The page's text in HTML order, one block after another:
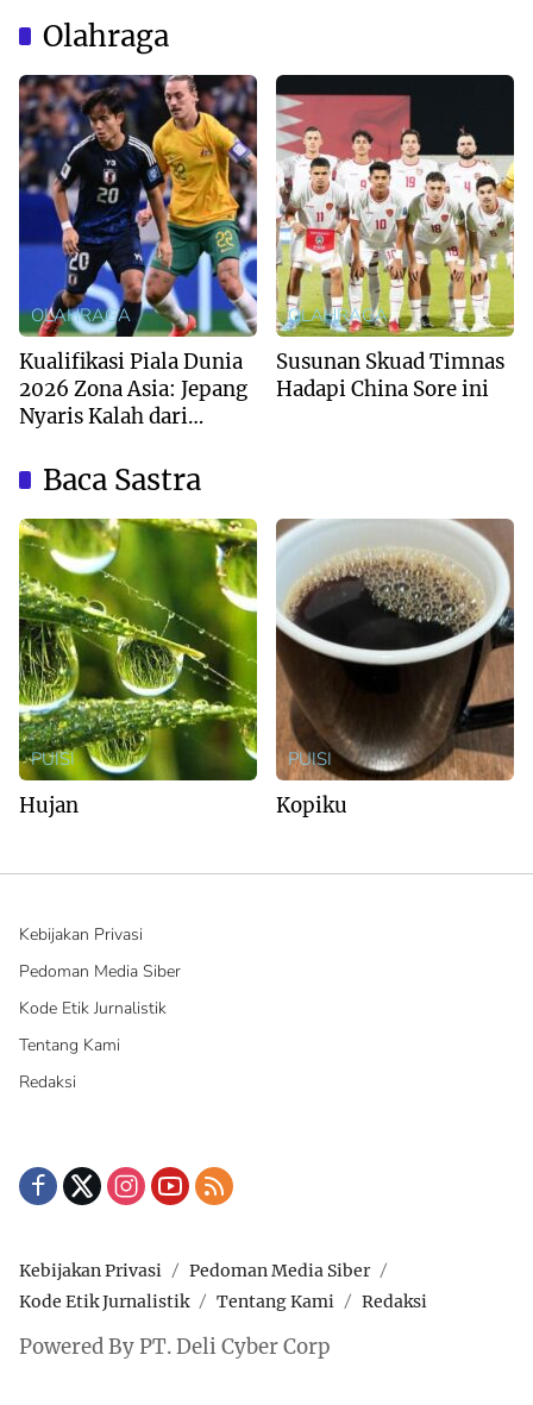
Olahraga
OLAHRAGA
Kualifikasi Piala Dunia
2026 Zona Asia: Jepang
Nyaris Kalah dari
OLAHRAGA
Susunan Skuad Timnas
Hadapi China Sore ini
Baca Sastra
PUISI
Hujan
PUISI
Kopiku
Kebijakan Privasi
Pedoman Media Siber
Kode Etik Jurnalistik
Tentang Kami
Redaksi
Kebijakan Privasi
Pedoman Media Siber
Kode Etik Jurnalistik
Tentang Kami Redaksi
Powered By PT. Deli Cyber Corp